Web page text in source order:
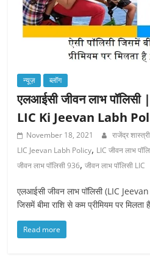
न्यूज़ ब्लॉग
एलआईसी जीवन लाभ
LIC Ki Jeevan Labh
November 18, 2021 राजेंद्र शास्त्री
LIC Jeevan Labh Policy, LIC जीवन लाभ
जीवन लाभ पॉलिसी 936,जीवन लाभ पॉलिसी LIC
एलआईसी जीवन लाभ पॉलिसी (LIC
जिसमें बीमा राशि से कम प्रीमियम पर मिलता
Read more